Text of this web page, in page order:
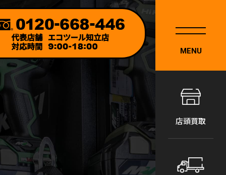
MENU
店頭買取